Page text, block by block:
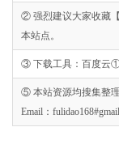
② 强烈建议大家收藏
本站点。
③ 下载工具：百度云①
⑤ 本站资源均搜集整
Email：